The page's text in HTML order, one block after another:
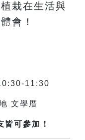
栽在生活與
會！
11:30
文學厝
可參加！